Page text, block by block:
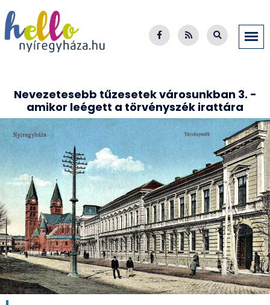
Nevezetesebb tűzesetek városunkban 3. -
amikor leégett a törvényszék irattára